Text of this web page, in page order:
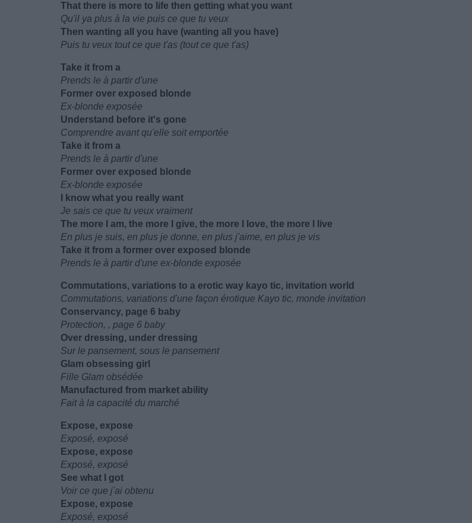
That there is more to life then getting what you want
Qu'il ya plus à la vie puis ce que tu veux
Then wanting all you have (wanting all you have)
Puis tu veux tout ce que t'as (tout ce que t'as)
Take it from a
Prends le à partir d'une
Former over exposed blonde
Ex-blonde exposée
Understand before it's gone
Comprendre avant qu'elle soit emportée
Take it from a
Prends le à partir d'une
Former over exposed blonde
Ex-blonde exposée
I know what you really want
Je sais ce que tu veux vraiment
The more I am, the more I give, the more I love, the more I live
En plus je suis, en plus je donne, en plus j'aime, en plus je vis
Take it from a former over exposed blonde
Prends le à partir d'une ex-blonde exposée
Commutations, variations to a erotic way kayo tic, invitation world
Commutations, variations d'une façon érotique Kayo tic, monde invitation
Conservancy, page 6 baby
Protection, , page 6 baby
Over dressing, under dressing
Sur le pansement, sous le pansement
Glam obsessing girl
Fille Glam obsédée
Manufactured from market ability
Fait à la capacité du marché
Expose, expose
Exposé, exposé
Expose, expose
Exposé, exposé
See what I got
Voir ce que j'ai obtenu
Expose, expose
Exposé, exposé